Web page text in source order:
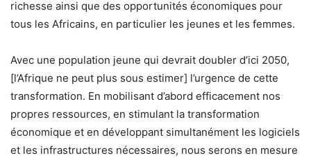
richesse ainsi que des opportunités économiques pour
tous les Africains, en particulier les jeunes et les femmes.
Avec une population jeune qui devrait doubler d’ici 2050,
[l’Afrique ne peut plus sous estimer] l’urgence de cette
transformation. En mobilisant d’abord efficacement nos
propres ressources, en stimulant la transformation
économique et en développant simultanément les logiciels
et les infrastructures nécessaires, nous serons en mesure